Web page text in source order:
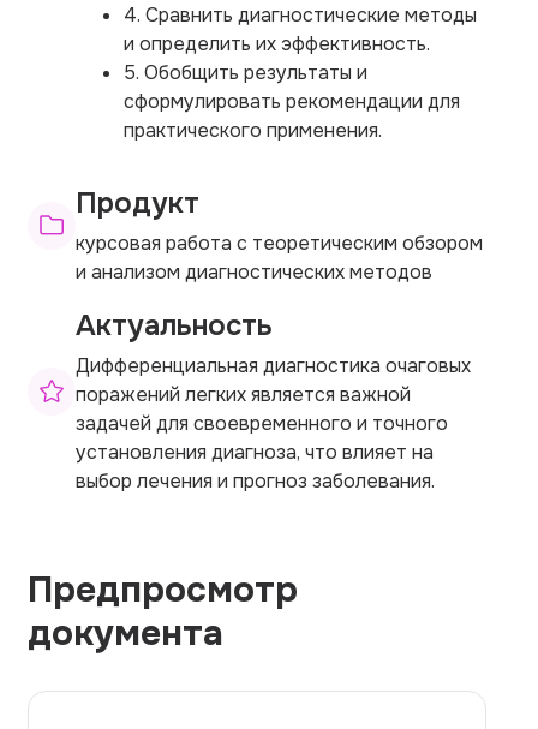
4. Сравнить диагностические методы
и определить их эффективность.
5. Обобщить результаты и
сформулировать рекомендации для
практического применения.
Продукт
курсовая работа с теоретическим обзором
и анализом диагностических методов
Актуальность
Дифференциальная диагностика очаговых
поражений легких является важной
задачей для своевременного и точного
установления диагноза, что влияет на
выбор лечения и прогноз заболевания.
Предпросмотр
документа